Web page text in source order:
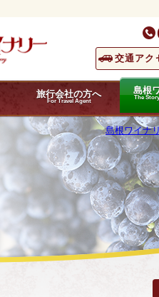
交通アク
旅行会社の方へ
For Travel Agent
島根
The
島根ワイナ